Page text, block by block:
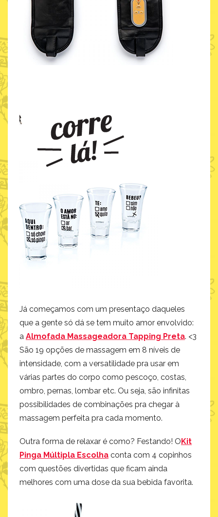
Já começamos com um presentaço daqueles
que a gente só dá se tem muito amor envolvido:
a Almofada Massageadora Tapping Preta. <3
São 19 opções de massagem em 8 níveis de
intensidade, com a versatilidade pra usar em
várias partes do corpo como pescoço, costas,
ombro, pernas, lombar etc. Ou seja, são infinitas
possibilidades de combinações pra chegar à
massagem perfeita pra cada momento.
Outra forma de relaxar é como? Festando! OKit
Pinga Múltipla Escolha conta com 4 copinhos
com questões divertidas que ficam ainda
melhores com uma dose da sua bebida favorita.